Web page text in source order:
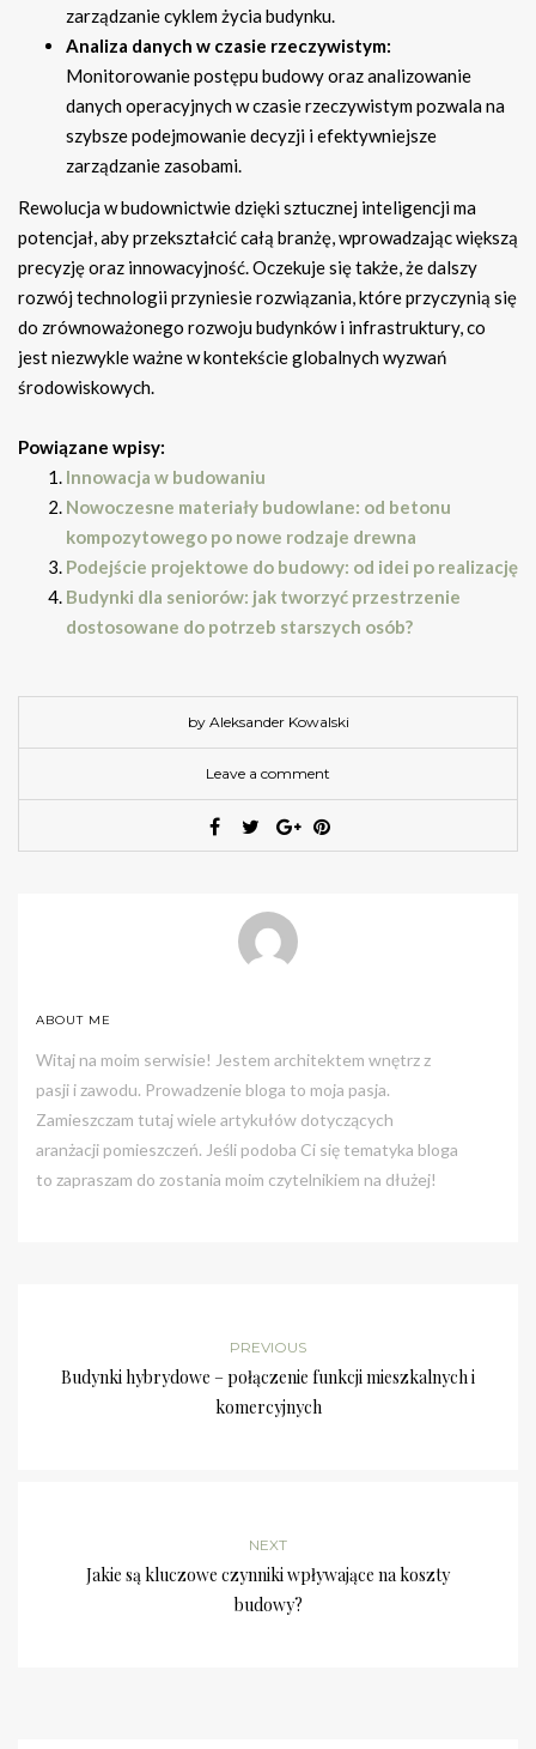
zarządzanie cyklem życia budynku.
Analiza danych w czasie rzeczywistym:
Monitorowanie postępu budowy oraz analizowanie
danych operacyjnych w czasie rzeczywistym pozwala na
szybsze podejmowanie decyzji i efektywniejsze
zarządzanie zasobami.
Rewolucja w budownictwie dzięki sztucznej inteligencji ma
potencjał, aby przekształcić całą branżę, wprowadzając większą
precyzję oraz innowacyjność. Oczekuje się także, że dalszy
rozwój technologii przyniesie rozwiązania, które przyczynią się
do zrównoważonego rozwoju budynków i infrastruktury, co
jest niezwykle ważne w kontekście globalnych wyzwań
środowiskowych.
Powiązane wpisy:
Innowacja w budowaniu
Nowoczesne materiały budowlane: od betonu
kompozytowego po nowe rodzaje drewna
Podejście projektowe do budowy: od idei po realizację
Budynki dla seniorów: jak tworzyć przestrzenie
dostosowane do potrzeb starszych osób?
by Aleksander Kowalski
Leave a comment
ABOUT ME
Witaj na moim serwisie! Jestem architektem wnętrz z
pasji i zawodu. Prowadzenie bloga to moja pasja.
Zamieszczam tutaj wiele artykułów dotyczących
aranżacji pomieszczeń. Jeśli podoba Ci się tematyka bloga
to zapraszam do zostania moim czytelnikiem na dłużej!
PREVIOUS
Budynki hybrydowe – połączenie funkcji mieszkalnych i
komercyjnych
NEXT
Jakie są kluczowe czynniki wpływające na koszty
budowy?